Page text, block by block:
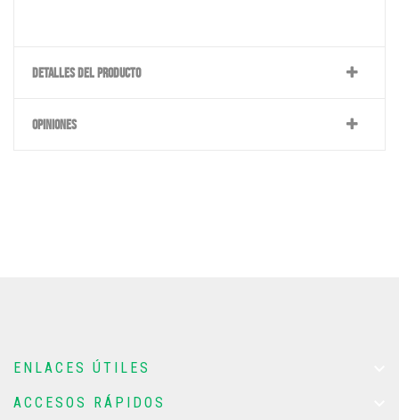
DETALLES DEL PRODUCTO
OPINIONES
ENLACES ÚTILES
ACCESOS RÁPIDOS